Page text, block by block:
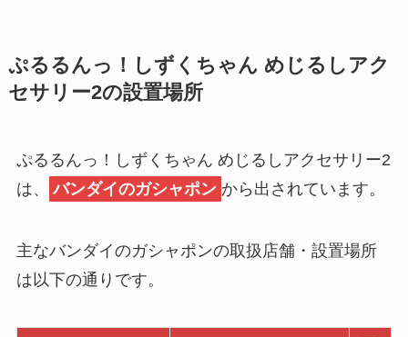
ぷるるんっ！しずくちゃん めじるしアク
セサリー2の設置場所
ぷるるんっ！しずくちゃん めじるしアクセサリー2
は、
バンダイのガシャポン から出されています。
主なバンダイのガシャポンの取扱店舗・設置場所
は以下の通りです。